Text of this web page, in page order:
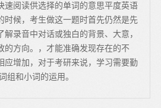
速阅读供选择的单词的意思平度英语
时候，考生做这一题时首先仍然是先
录音中对话或独白的背景、大意，
的方向。，才能准确发现存在的不
应增加，对于考研来说，学习需要勤
组和小词的运用。